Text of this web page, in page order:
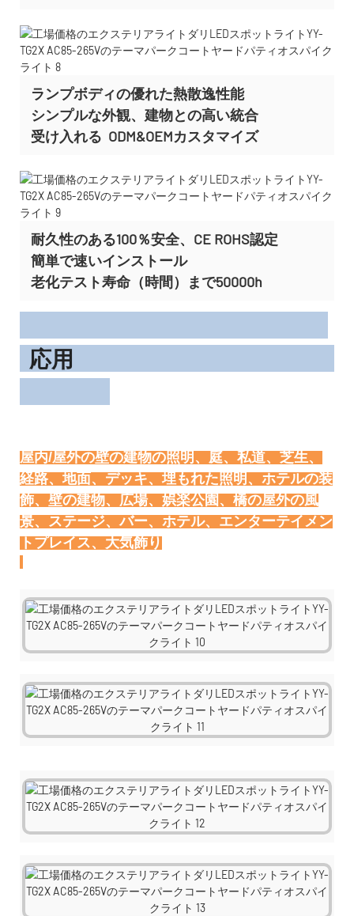
ランプボディの優れた熱散逸性能
シンプルな外観、建物との高い統合
受け入れる ODM&OEMカスタマイズ
耐久性のある100％安全、CE ROHS認定
簡単で速いインストール
老化テスト寿命（時間）まで50000h
応用
屋内/屋外の壁の建物の照明、庭、私道、芝生、
経路、地面、デッキ、埋もれた照明、ホテルの装
飾、壁の建物、広場、娯楽公園、橋の屋外の風
景、ステージ、バー、ホテル、エンターテイメン